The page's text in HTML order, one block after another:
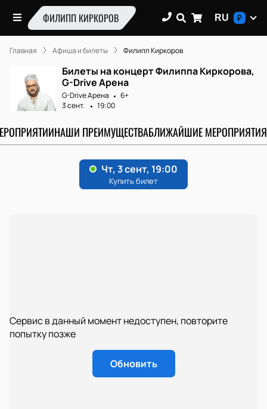
ФИЛИПП КИРКОРОВ RU ₽
Главная Афиша и билеты Филипп Киркоров
Билеты на концерт Филиппа Киркорова,
G-Drive Арена
G-Drive Арена
6+
3 сент.
19:00
НАШИ ПРЕИМУЩЕСТВАБЛИЖАЙШИЕ МЕРОПРИЯТИЯ
Сервис в данный момент недоступен, повторите
попытку позже
Обновить